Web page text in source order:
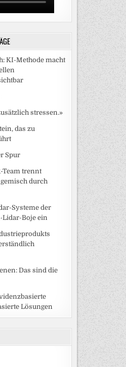
KI-Methode macht
stressen.»
das zu
Spur
Team trennt
durch
Systeme der
Lidar-Boje ein
Das sind die
Lösungen